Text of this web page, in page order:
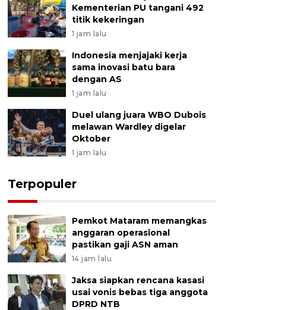
Kementerian PU tangani 492
titik kekeringan
1 jam lalu
Indonesia menjajaki kerja
sama inovasi batu bara
dengan AS
1 jam lalu
Duel ulang juara WBO Dubois
melawan Wardley digelar
Oktober
1 jam lalu
Terpopuler
Pemkot Mataram memangkas
anggaran operasional
pastikan gaji ASN aman
14 jam lalu
Jaksa siapkan rencana kasasi
usai vonis bebas tiga anggota
DPRD NTB